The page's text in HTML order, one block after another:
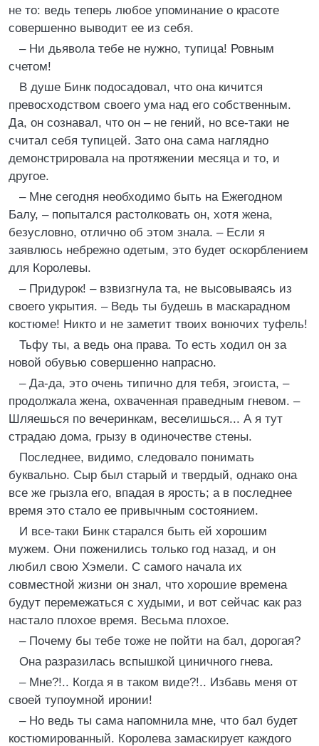
не то: ведь теперь любое упоминание о красоте
совершенно выводит ее из себя.
– Ни дьявола тебе не нужно, тупица! Ровным
счетом!
В душе Бинк подосадовал, что она кичится
превосходством своего ума над его собственным.
Да, он сознавал, что он – не гений, но все-таки не
считал себя тупицей. Зато она сама наглядно
демонстрировала на протяжении месяца и то, и
другое.
– Мне сегодня необходимо быть на Ежегодном
Балу, – попытался растолковать он, хотя жена,
безусловно, отлично об этом знала. – Если я
заявлюсь небрежно одетым, это будет оскорблением
для Королевы.
– Придурок! – взвизгнула та, не высовываясь из
своего укрытия. – Ведь ты будешь в маскарадном
костюме! Никто и не заметит твоих вонючих туфель!
Тьфу ты, а ведь она права. То есть ходил он за
новой обувью совершенно напрасно.
– Да-да, это очень типично для тебя, эгоиста, –
продолжала жена, охваченная праведным гневом. –
Шляешься по вечеринкам, веселишься... А я тут
страдаю дома, грызу в одиночестве стены.
Последнее, видимо, следовало понимать
буквально. Сыр был старый и твердый, однако она
все же грызла его, впадая в ярость; а в последнее
время это стало ее привычным состоянием.
И все-таки Бинк старался быть ей хорошим
мужем. Они поженились только год назад, и он
любил свою Хэмели. С самого начала их
совместной жизни он знал, что хорошие времена
будут перемежаться с худыми, и вот сейчас как раз
настало плохое время. Весьма плохое.
– Почему бы тебе тоже не пойти на бал, дорогая?
Она разразилась вспышкой циничного гнева.
– Мне?!.. Когда я в таком виде?!.. Избавь меня от
своей тупоумной иронии!
– Но ведь ты сама напомнила мне, что бал будет
костюмированный. Королева замаскирует каждого